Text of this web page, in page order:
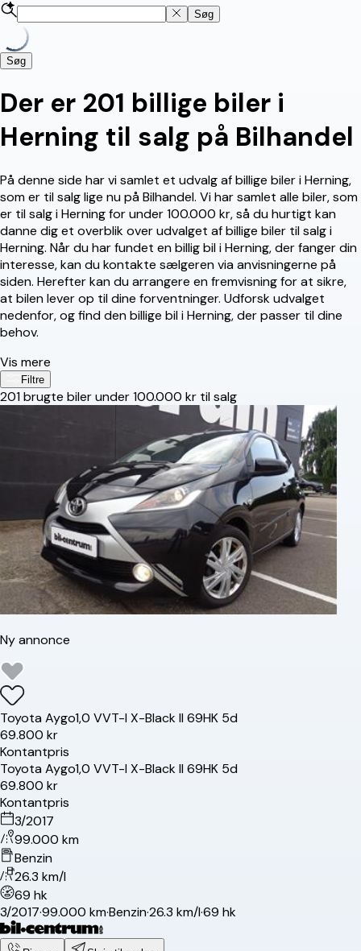
Søg
Søg
Der er 201 billige biler i
Herning til salg på Bilhandel
På denne side har vi samlet et udvalg af billige biler i Herning,
som er til salg lige nu på Bilhandel. Vi har samlet alle biler, som
er til salg i Herning for under 100.000 kr, så du hurtigt kan
danne dig et overblik over udvalget af billige biler til salg i
Herning. Når du har fundet en billig bil i Herning, der fanger din
interesse, kan du kontakte sælgeren via anvisningerne på
siden. Herefter kan du arrangere en fremvisning for at sikre,
at bilen lever op til dine forventninger. Udforsk udvalget
nedenfor, og find den billige bil i Herning, der passer til dine
behov.
Vis mere
Filtre
201brugte biler under 100.000 kr til salg
Ny annonce
ToyotaAygo1,0 VVT-I X-Black II 69HK 5d
69.800 kr
Kontantpris
ToyotaAygo1,0 VVT-I X-Black II 69HK 5d
69.800 kr
Kontantpris
3/2017
99.000 km
Benzin
26.3 km/l
69 hk
3/2017·99.000 km·Benzin·26.3 km/l·69 hk